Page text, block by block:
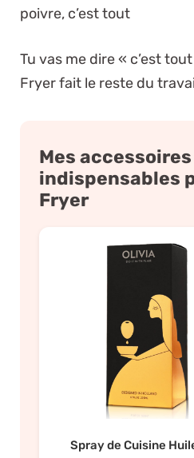
poivre, c’est tout
Tu vas me dire « c’est tout
Fryer fait le reste du
Mes accessoires
indispensables
Fryer
Spray de Cuisine